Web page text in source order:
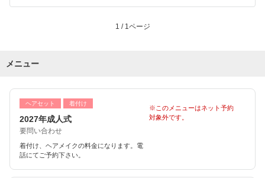
1 / 1ページ
メニュー
ヘアセット 着付け
2027年成人式
要問い合わせ
着付け、ヘアメイクの料金になります。電
話にてご予約下さい。
※このメニューはネット予約
対象外です。